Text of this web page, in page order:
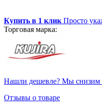
Купить в 1 клик Просто
Торговая марка:
Нашли дешевле? Мы снизим
Отзывы о товаре